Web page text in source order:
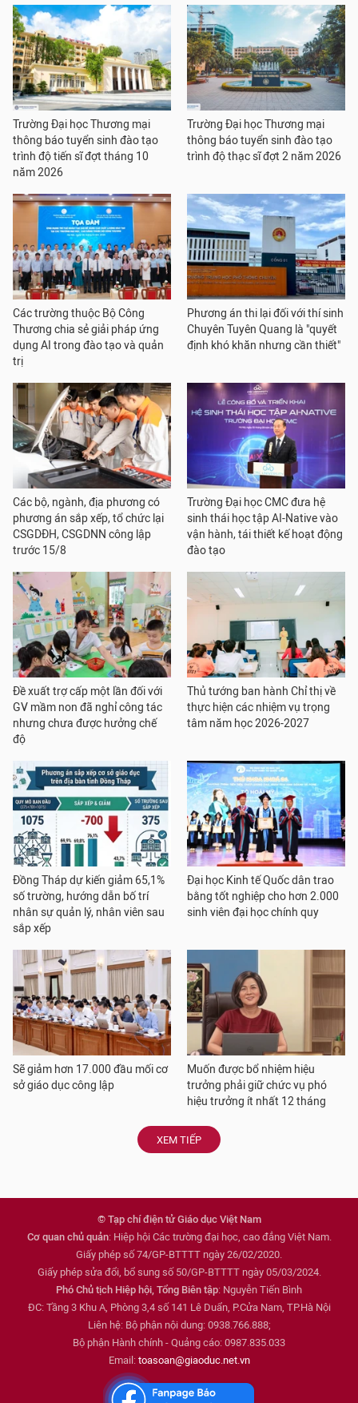
Trường Đại học Thương mại
thông báo tuyển sinh đào tạo
trình độ tiến sĩ đợt tháng 10
năm 2026
Trường Đại học Thương mại
thông báo tuyển sinh đào tạo
trình độ thạc sĩ đợt 2 năm 2026
Các trường thuộc Bộ Công
Thương chia sẻ giải pháp ứng
dụng AI trong đào tạo và quản
trị
Phương án thi lại đối với thí sinh
Chuyên Tuyên Quang là "quyết
định khó khăn nhưng cần thiết"
Các bộ, ngành, địa phương có
phương án sắp xếp, tổ chức lại
CSGDĐH, CSGDNN công lập
trước 15/8
Trường Đại học CMC đưa hệ
sinh thái học tập AI-Native vào
vận hành, tái thiết kế hoạt động
đào tạo
Đề xuất trợ cấp một lần đối với
GV mầm non đã nghỉ công tác
nhưng chưa được hưởng chế
độ
Thủ tướng ban hành Chỉ thị về
thực hiện các nhiệm vụ trọng
tâm năm học 2026-2027
Đồng Tháp dự kiến giảm 65,1%
số trường, hướng dẫn bố trí
nhân sự quản lý, nhân viên sau
sắp xếp
Đại học Kinh tế Quốc dân trao
bằng tốt nghiệp cho hơn 2.000
sinh viên đại học chính quy
Sẽ giảm hơn 17.000 đầu mối cơ
sở giáo dục công lập
Muốn được bổ nhiệm hiệu
trưởng phải giữ chức vụ phó
hiệu trưởng ít nhất 12 tháng
XEM TIẾP
© Tạp chí điện tử Giáo dục Việt Nam
Cơ quan chủ quản: Hiệp hội Các trường đại học, cao đẳng Việt Nam.
Giấy phép số 74/GP-BTTTT ngày 26/02/2020.
Giấy phép sửa đổi, bổ sung số 50/GP-BTTTT ngày 05/03/2024.
Phó Chủ tịch Hiệp hội, Tổng Biên tập: Nguyễn Tiến Bình
ĐC: Tầng 3 Khu A, Phòng 3,4 số 141 Lê Duẩn, P.Cửa Nam, TP.Hà Nội
Liên hệ: Bộ phận nội dung: 0938.766.888;
Bộ phận Hành chính - Quảng cáo: 0987.835.033
Email: toasoan@giaoduc.net.vn